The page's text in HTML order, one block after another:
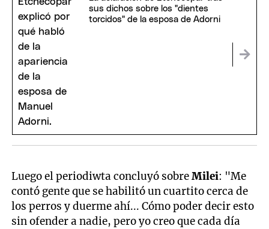
sus dichos sobre los "dientes
torcidos" de la esposa de Adorni
Luego el periodiwta concluyó sobreMilei: "Me
contó gente que se habilitó un cuartito cerca de
los perros y duerme ahí... Cómo poder decir esto
sin ofender a nadie, pero yo creo que cada día